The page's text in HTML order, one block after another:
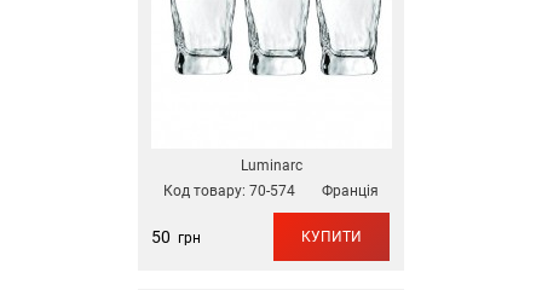
Luminarc
Код товару: 70-574 Франція
50 грн КУПИТИ